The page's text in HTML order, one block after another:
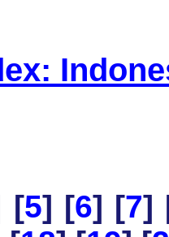
[5] [6] [7]